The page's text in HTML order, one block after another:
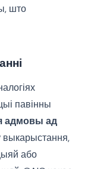
што
павінны
адмовы ад
выкарыстання,
або